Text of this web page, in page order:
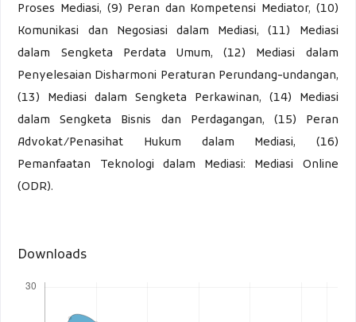
Proses Mediasi, (9) Peran dan Kompetensi Mediator, (10)
Komunikasi dan Negosiasi dalam Mediasi, (11) Mediasi
dalam Sengketa Perdata Umum, (12) Mediasi dalam
Penyelesaian Disharmoni Peraturan Perundang-undangan,
(13) Mediasi dalam Sengketa Perkawinan, (14) Mediasi
dalam Sengketa Bisnis dan Perdagangan, (15) Peran
Advokat/Penasihat Hukum dalam Mediasi, (16)
Pemanfaatan Teknologi dalam Mediasi: Mediasi Online
(ODR).
Downloads